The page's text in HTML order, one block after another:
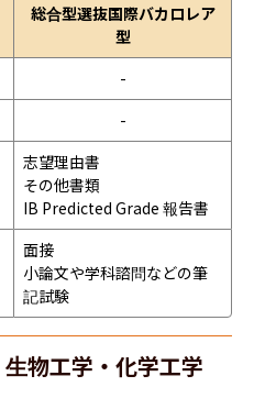
総合型選抜国際バカロレア
型
-
-
志望理由書
その他書類
IB Predicted Grade 報告書
面接
小論文や学科諮問などの筆
記試験
物工学・化学工学